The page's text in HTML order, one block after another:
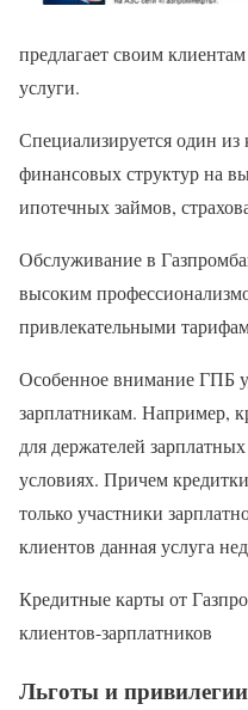
предлагает своим
услуги.
Специализируется один
финансовых структур на
ипотечных займов,
Обслуживание в
высоким
привлекательными
Особенное внимание ГПБ
зарплатникам. Например,
для держателей
условиях. Причем
только участники
клиентов данная услуга
Кредитные карты от
клиентов-зарплатников
Льготы и